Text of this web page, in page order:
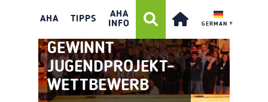
AHA TIPPS
AHA
INFO
GERMAN ▼
#39:
LIECHTENSTEIN
GEWINNT
JUGENDPROJEKT-
WETTBEWERB